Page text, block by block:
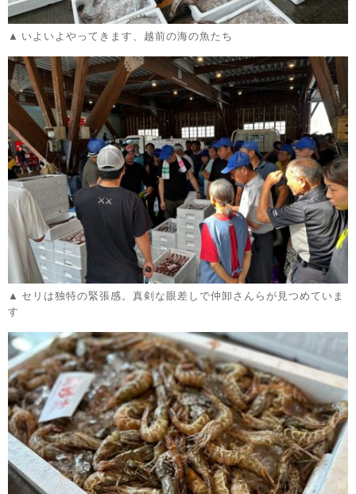
いよいよやってきます、越前の海の魚たち
セリは独特の緊張感。真剣な眼差しで仲卸さんらが見つめていま
す